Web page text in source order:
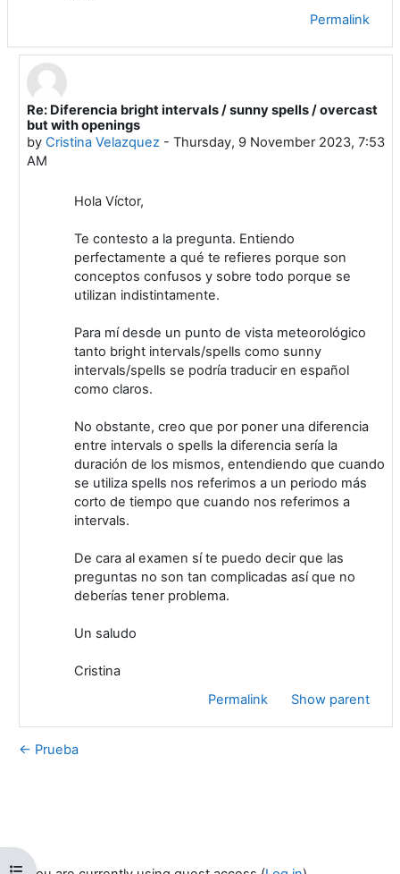
Open course index
Permalink
In reply to Víctor Hernández García
Re: Diferencia bright intervals / sunny spells / overcast
but with openings
by Cristina Velazquez- Thursday, 9 November 2023, 7:53
AM
Hola Víctor,
Te contesto a la pregunta. Entiendo
perfectamente a qué te refieres porque son
conceptos confusos y sobre todo porque se
utilizan indistintamente.
Para mí desde un punto de vista meteorológico
tanto bright intervals/spells como sunny
intervals/spells se podría traducir en español
como claros.
No obstante, creo que por poner una diferencia
entre intervals o spells la diferencia sería la
duración de los mismos, entendiendo que cuando
se utiliza spells nos referimos a un periodo más
corto de tiempo que cuando nos referimos a
intervals.
De cara al examen sí te puedo decir que las
preguntas no son tan complicadas así que no
deberías tener problema.
Un saludo
Cristina
Permalink
Show parent
← Prueba